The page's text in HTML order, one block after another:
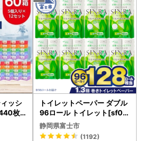
ッシ
枚))
配送
県】
トイレットペーパー ダブル
96ロール トイレット[sf00
1-012]
静岡県富士市
(1192)